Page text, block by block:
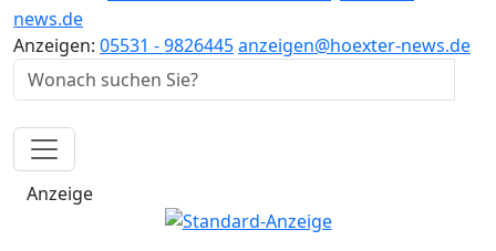
news.de
Anzeigen: 05531 - 9826445anzeigen@hoexter-news.de
Anzeige